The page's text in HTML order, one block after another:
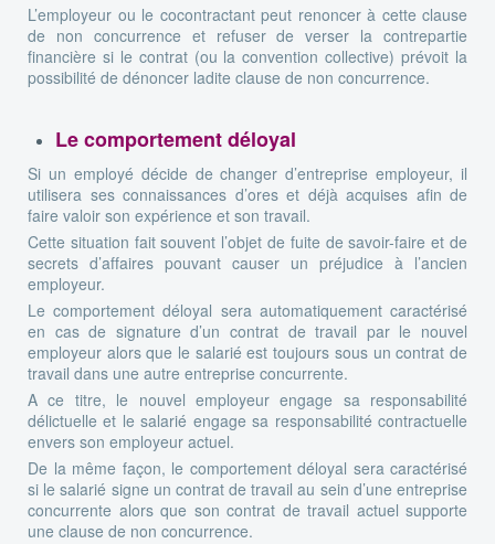
L’employeur ou le cocontractant peut renoncer à cette clause
de non concurrence et refuser de verser la contrepartie
financière si le contrat (ou la convention collective) prévoit la
possibilité de dénoncer ladite clause de non concurrence.
Le comportement déloyal
Si un employé décide de changer d’entreprise employeur, il
utilisera ses connaissances d’ores et déjà acquises afin de
faire valoir son expérience et son travail.
Cette situation fait souvent l’objet de fuite de savoir-faire et de
secrets d’affaires pouvant causer un préjudice à l’ancien
employeur.
Le comportement déloyal sera automatiquement caractérisé
en cas de signature d’un contrat de travail par le nouvel
employeur alors que le salarié est toujours sous un contrat de
travail dans une autre entreprise concurrente.
A ce titre, le nouvel employeur engage sa responsabilité
délictuelle et le salarié engage sa responsabilité contractuelle
envers son employeur actuel.
De la même façon, le comportement déloyal sera caractérisé
si le salarié signe un contrat de travail au sein d’une entreprise
concurrente alors que son contrat de travail actuel supporte
une clause de non concurrence.